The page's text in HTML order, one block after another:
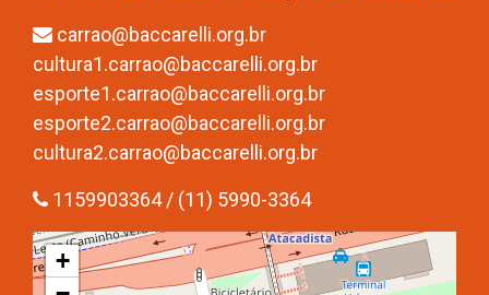
carrao@baccarelli.org.br
cultura1.carrao@baccarelli.org.br
esporte1.carrao@baccarelli.org.br
esporte2.carrao@baccarelli.org.br
cultura2.carrao@baccarelli.org.br
1159903364 / (11) 5990-3364
+